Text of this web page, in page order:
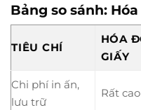
Bảng so sánh:
TIÊU CHÍ
HÓA
GIẤY
Chi phí in ấn,
lưu trữ
Rất cao